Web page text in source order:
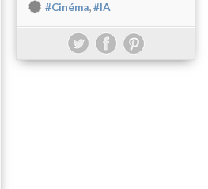
#Cinéma,#IA